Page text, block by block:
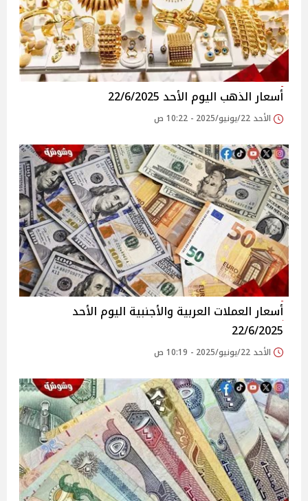
أسعار الذهب اليوم الأحد 22/6/2025
الأحد 22/يونيو/2025 - 10:22 ص
أسعار العملات العربية والأجنبية اليوم الأحد
22/6/2025
الأحد 22/يونيو/2025 - 10:19 ص